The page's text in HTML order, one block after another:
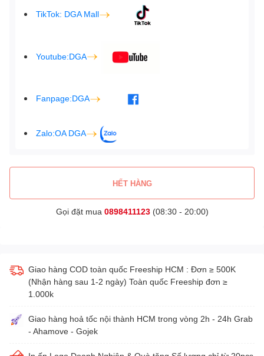
TikTok: DGA Mall
Youtube:DGA
Fanpage:DGA
Zalo:OA DGA
HẾT HÀNG
Gọi đặt mua 0898411123(08:30 - 20:00)
Giao hàng COD toàn quốc Freeship HCM : Đơn ≥ 500K
(Nhận hàng sau 1-2 ngày) Toàn quốc Freeship đơn ≥
1.000k
Giao hàng hoả tốc nội thành HCM trong vòng 2h - 24h Grab
- Ahamove - Gojek